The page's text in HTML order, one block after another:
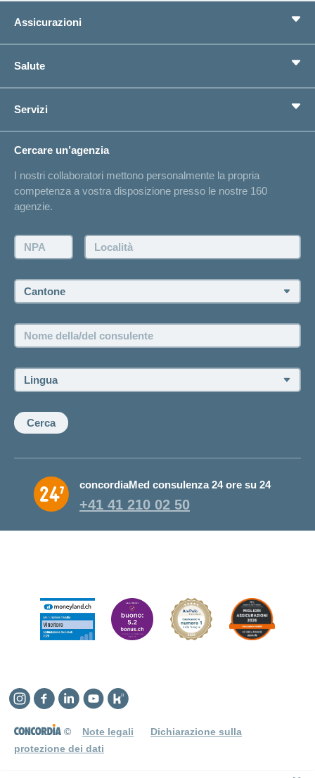
Assicurazioni
Assicurazioni complementari
Previdenza
Cerco un'assicurazione per...
Circostanze di vita
Sull'assicurazione
Salute
Bussola della salute
Servizi
Elenchi degli ospedali
Annuncio d'infortunio
Contatto
Farsi contattare telefonicamente dall'agenzia
Fissare un appuntamento
Offerte di lavoro e carriera
Cercare un’agenzia
I nostri collaboratori mettono personalmente la propria
competenza a vostra disposizione presso le nostre 160
agenzie.
NPA: Località:
Cantone:
Nome
della/del
Lingua:
Cerca
concordiaMed consulenza 24 ore su 24
+41 41 210 02 50
© Note legali
Dichiarazione sulla
protezione dei dati
Instagram
Facebook
LinkedinYouTube
Kununu